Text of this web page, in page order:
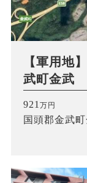
【軍用
武町金武
921 万円
国頭郡金武